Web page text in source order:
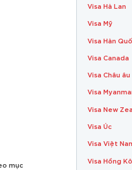
mục
Visa Hà Lan
Visa Mỹ
Visa Hàn
Visa Canada
Visa Châu âu
Visa
Visa New
Visa Úc
Visa Việt
Visa Hồng